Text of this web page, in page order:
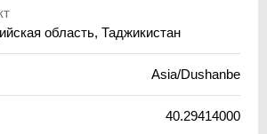
область, Таджикистан
Asia/Dushanbe
40.29414000